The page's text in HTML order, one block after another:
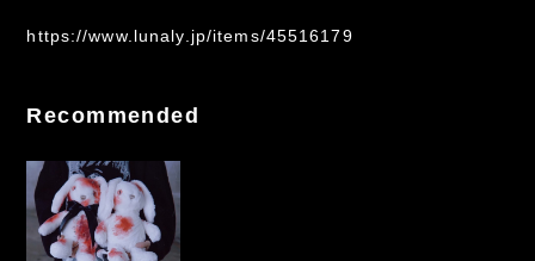
https://www.lunaly.jp/items/45516179
Recommended